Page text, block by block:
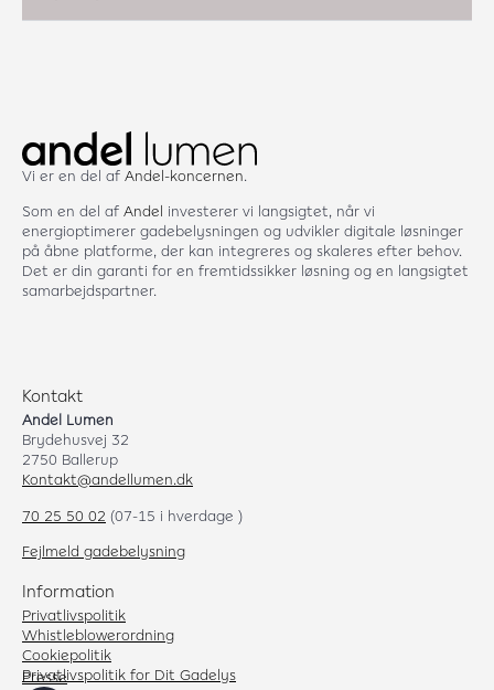
Vi er en del af Andel-koncernen.
Som en del af Andel investerer vi langsigtet, når vi
energioptimerer gadebelysningen og udvikler digitale løsninger
på åbne platforme, der kan integreres og skaleres efter behov.
Det er din garanti for en fremtidssikker løsning og en langsigtet
samarbejdspartner.
Kontakt
Andel Lumen
Brydehusvej 32
2750 Ballerup
Kontakt@andellumen.dk
70 25 50 02 (07-15 i hverdage )
Fejlmeld gadebelysning
Information
Privatlivspolitik
Whistleblowerordning
Cookiepolitik
Privatlivspolitik for Dit Gadelys
Presse